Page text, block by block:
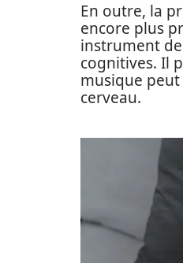
En outre, la
encore plus
instrument
cognitives. Il
musique
cerveau.